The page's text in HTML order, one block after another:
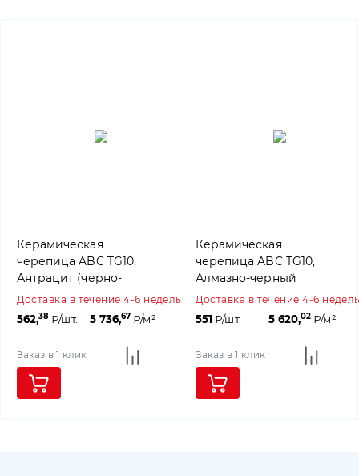
Керамическая
черепица ABC TG10,
Антрацит (черно-
коричневый ангоб)
Доставка в течение 4-6 недель
562,38₽/шт. 5 736,67₽/м²
Заказ в 1 клик
Керамическая
черепица ABC TG10,
Алмазно-черный
(ангоб)
Доставка в течение 4-6
551 ₽/шт. 5 620,02₽/м²
Заказ в 1 клик